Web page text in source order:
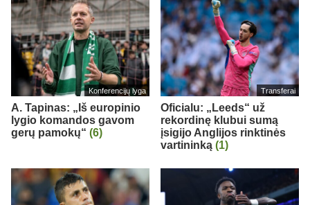
Konferencijų lyga
A. Tapinas: „Iš europinio
lygio komandos gavom
gerų pamokų“ (6)
Transferai
Oficialu: „Leeds“ už
rekordinę klubui sumą
įsigijo Anglijos rinktinės
vartininką (1)